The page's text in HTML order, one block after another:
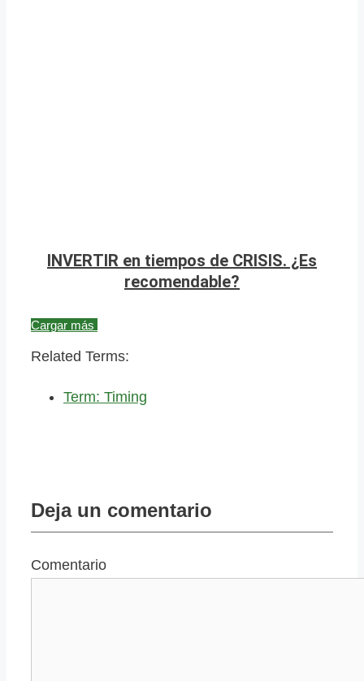
INVERTIR en tiempos de CRISIS. ¿Es
recomendable?
Cargar más
Related Terms:
Term: Timing
Deja un comentario
Comentario